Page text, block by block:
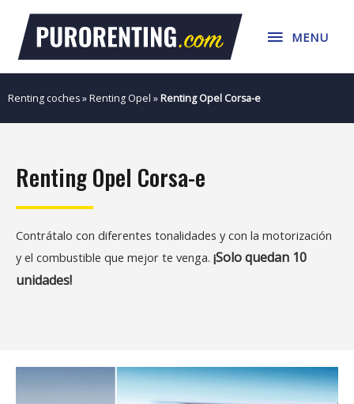
contenido
MENU
MENU
Renting coches»Renting Opel »Renting Opel Corsa-e
Renting Opel Corsa-e
Contrátalo con diferentes tonalidades y con la motorización
y el combustible que mejor te venga. ¡Solo quedan 10
unidades!